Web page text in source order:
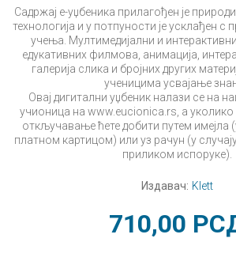
Садржај е-уџбеника прилагођен је
технологија и у потпуности је усклађен с
учења. Мултимедијални и
едукативних филмова, анимација,
галерија слика и бројних других
ученицима усвајање
Овај дигитални уџбеник налази се на
учионица на www.eucionica.rs, а уколико
откључавање ћете добити путем имејла
платном картицом) или уз рачун (у
приликом испоруке).
Издавач: Klett
710,00